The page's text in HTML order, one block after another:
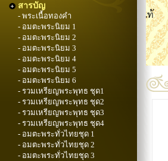
สารบัญ
- พระเนื้อทองคำ
- อมตะพระนิยม 1
- อมตะพระนิยม 2
- อมตะพระนิยม 3
- อมตะพระนิยม 4
- อมตะพระนิยม 5
- อมตะพระนิยม 6
- รวมเหรียญพระพุทธ ชุด1
- รวมเหรียญพระพุทธ ชุด2
- รวมเหรียญพระพุทธ ชุด3
- รวมเหรียญพระพุทธ ชุด4
- อมตะพระทั่วไทยชุด 1
- อมตะพระทั่วไทยชุด 2
- อมตะพระทั่วไทยชุด 3